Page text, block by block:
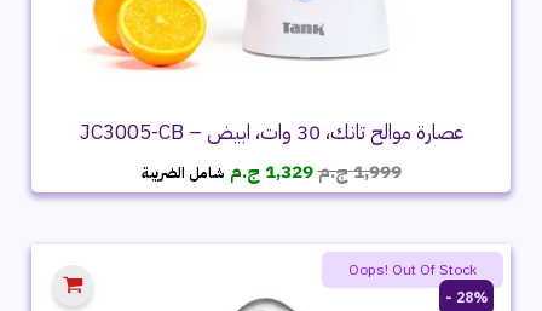
عصارة موالح تانك، 30 وات، ابيض – JC3005-CB
1,999ج.مالسعر
الأصلي
1,999 ج.م.
1,329 ج.م السعر
الحالي
1,329 ج.م.
شامل الضريبة
28% -
Oops! Out Of Stock